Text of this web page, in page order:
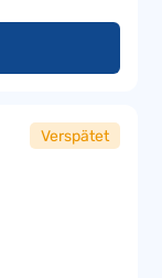
Verspätet